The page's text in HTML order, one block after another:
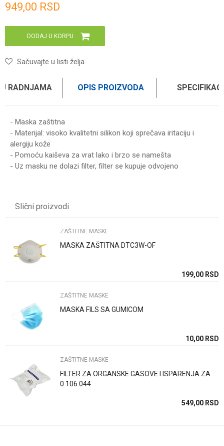
949,00 RSD
DODAJ U KORPU
Sačuvajte u listi želja
RADNJAMA OPIS PROIZVODA
- Maska zaštitna
- Materijal: visoko kvalitetni silikon koji sprečava iritaciju i
alergiju kože
- Pomoću kaiševa za vrat lako i brzo se namešta
- Uz masku ne dolazi filter, filter se kupuje odvojeno
Težina specifikacija
Poruka
Anti-spam zaštita - izračunajte koliko je 4 + 1 :
POŠALJI
Slični proizvodi
ZAŠTITNE MASKE
MASKA ZAŠTITNA DTC3W-OF
199,00 RSD
ZAŠTITNE MASKE
MASKA FILS SA GUMICOM
10,00 RSD
ZAŠTITNE MASKE
FILTER ZA ORGANSKE GASOVE I ISPARENJA ZA
0.106.044
549,00 RSD